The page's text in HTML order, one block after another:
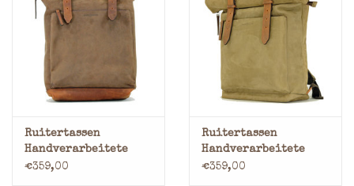
Ruitertassen
Handverarbeitete
Leder Rolltop
€359,00
Ruitertassen
Handverarbeitete
Leder Rolltop
€359,00